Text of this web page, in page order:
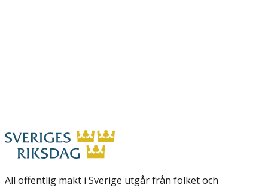
All offentlig makt i Sverige utgår från folket och